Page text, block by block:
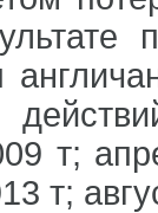
т;
т;